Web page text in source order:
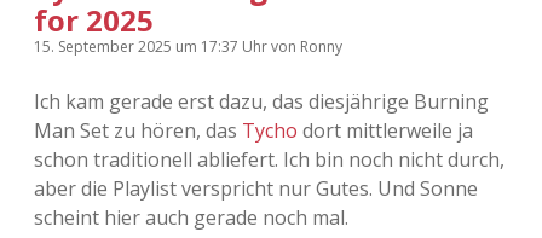
Visuelles
Wandnotizen
Adventskalender 2013
Adventskalender 2014
Adventskalender 2015
Adventskalender 2016
for 2025
15. September 2025 um 17:37 Uhrvon Ronny
Ich kam gerade erst dazu, das diesjährige Burning
Man Set zu hören, das Tycho dort mittlerweile ja
schon traditionell abliefert. Ich bin noch nicht durch,
aber die Playlist verspricht nur Gutes. Und Sonne
scheint hier auch gerade noch mal.